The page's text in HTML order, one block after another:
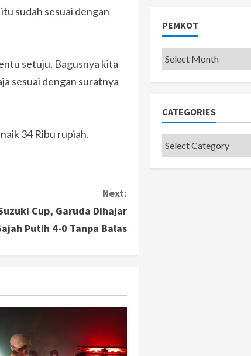
sudah sesuai dengan
setuju. Bagusnya kita
sesuai dengan suratnya
34 Ribu rupiah.
Next:
Cup, Garuda Dihajar
Putih 4-0 Tanpa Balas
PEMKOT
Pemkot
CATEGORIES
Categories